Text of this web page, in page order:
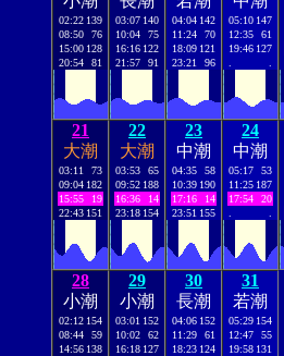
02:22 139
08:50
76
15:00 128
20:54
81
03:07 140
10:04
75
16:16 122
21:57
91
04:04 142
11:24
70
18:09 121
23:21
96
05:10 147
12:35
61
19:46 127
21
大潮
03:11
73
09:04 182
15:55
19
22:43 151
22
大潮
03:53
65
09:52 188
16:36
14
23:18 154
23
中潮
04:35
58
10:39 190
17:16
14
23:51 155
24
中潮
05:17
53
11:25 187
17:54
20
28
小潮
02:12 154
08:44
59
14:56 138
29
小潮
03:01 152
10:02
62
16:18 127
30
長潮
04:06 152
11:29
61
18:23 124
31
若潮
05:29 154
12:47
55
19:58 131